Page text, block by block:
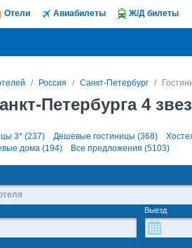
Отели Авиабилеты Ж/Д билеты
Россия Санкт-Петербург
Петербурга 4
3* (237) Дешевые гостиницы (368)
дома (194) Все предложения (5103)
Выезд